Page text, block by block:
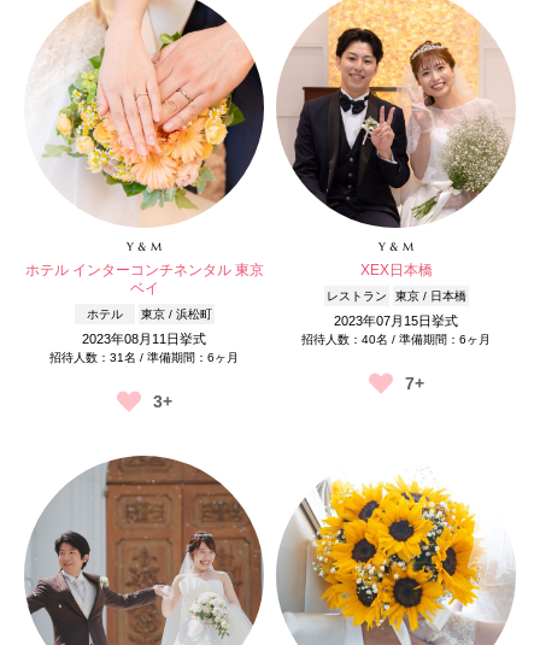
Y & M
ホテル インターコンチネンタル 東京
ベイ
ホテル 東京 / 浜松町
2023年08月11日挙式
招待人数：31名 / 準備期間：6ヶ月
3+
Y & M
XEX日本橋
レストラン 東京 / 日本橋
2023年07月15日挙式
招待人数：40名 / 準備期間：6ヶ月
7+